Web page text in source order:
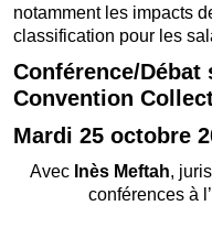
notamment les impacts
classification pour les
Conférence/Débat
Convention
Mardi 25 octobre
Avec Inès Meftah,
conférences à